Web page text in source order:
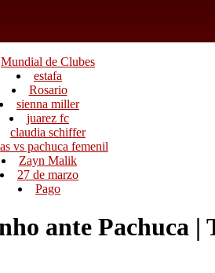
Mundial de Clubes
estafa
Rosario
sienna miller
juarez fc
claudia schiffer
vs pachuca femenil
Zayn Malik
27 de marzo
Pago
ante Pachuca |